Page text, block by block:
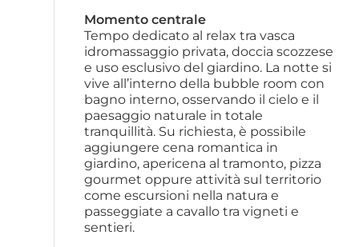
Momento centrale
Tempo dedicato al relax tra vasca
idromassaggio privata, doccia scozzese
e uso esclusivo del giardino. La notte si
vive all’interno della bubble room con
bagno interno, osservando il cielo e il
paesaggio naturale in totale
tranquillità. Su richiesta, è possibile
aggiungere cena romantica in
giardino, apericena al tramonto, pizza
gourmet oppure attività sul territorio
come escursioni nella natura e
passeggiate a cavallo tra vigneti e
sentieri.